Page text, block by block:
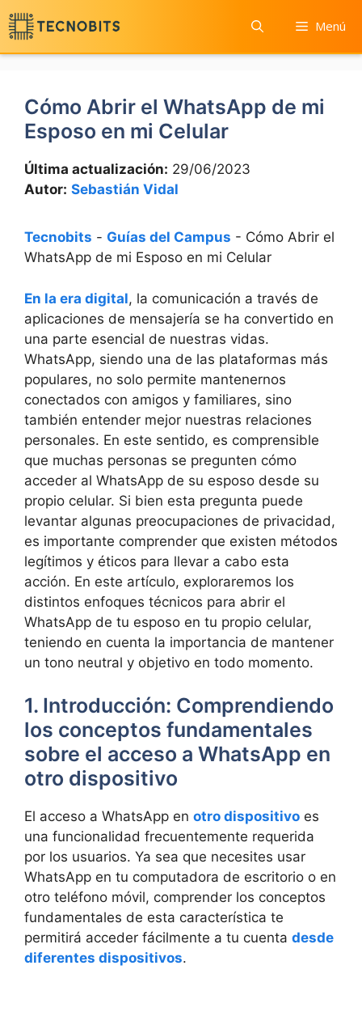
Saltar
al
contenido
Menú
Cómo Abrir el WhatsApp de mi
Esposo en mi Celular
Última actualización: 29/06/2023
Autor: Sebastián Vidal
Tecnobits - Guías del Campus - Cómo Abrir el
WhatsApp de mi Esposo en mi Celular
En la era digital, la comunicación a través de
aplicaciones de mensajería se ha convertido en
una parte esencial de nuestras vidas.
WhatsApp, siendo una de las plataformas más
populares, no solo permite mantenernos
conectados con amigos y familiares, sino
también entender mejor nuestras relaciones
personales. En este sentido, es comprensible
que muchas personas se pregunten cómo
acceder al WhatsApp de su esposo desde su
propio celular. Si bien esta pregunta puede
levantar algunas preocupaciones de privacidad,
es importante comprender que existen métodos
legítimos y éticos para llevar a cabo esta
acción. En este artículo, exploraremos los
distintos enfoques técnicos para abrir el
WhatsApp de tu esposo en tu propio celular,
teniendo en cuenta la importancia de mantener
un tono neutral y objetivo en todo momento.
1. Introducción: Comprendiendo
los conceptos fundamentales
sobre el acceso a WhatsApp en
otro dispositivo
El acceso a WhatsApp en otro dispositivo es
una funcionalidad frecuentemente requerida
por los usuarios. Ya sea que necesites usar
WhatsApp en tu computadora de escritorio o en
otro teléfono móvil, comprender los conceptos
fundamentales de esta característica te
permitirá acceder fácilmente a tu cuenta desde
diferentes dispositivos.